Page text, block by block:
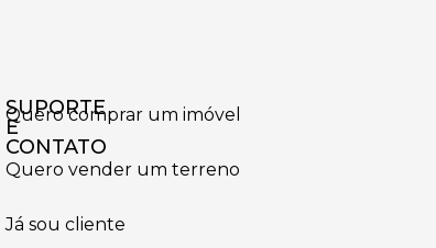
SUPORTE
E
CONTATO
Quero comprar um imóvel
Quero vender um terreno
Já sou cliente